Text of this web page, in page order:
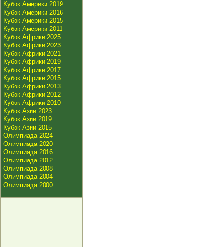
Кубок Америки 2019
Кубок Америки 2016
Кубок Америки 2015
Кубок Америки 2011
Кубок Африки 2025
Кубок Африки 2023
Кубок Африки 2021
Кубок Африки 2019
Кубок Африки 2017
Кубок Африки 2015
Кубок Африки 2013
Кубок Африки 2012
Кубок Африки 2010
Кубок Азии 2023
Кубок Азии 2019
Кубок Азии 2015
Олимпиада 2024
Олимпиада 2020
Олимпиада 2016
Олимпиада 2012
Олимпиада 2008
Олимпиада 2004
Олимпиада 2000